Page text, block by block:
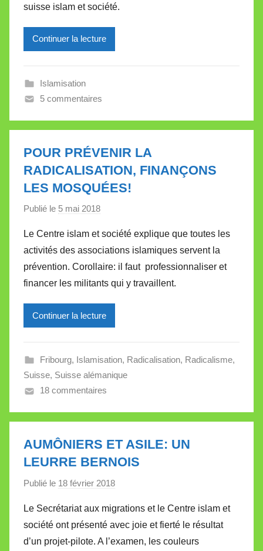
i
a
l
e
t
suisse islam et société.
Continuer la lecture
Islamisation
5 commentaires
POUR PRÉVENIR LA
RADICALISATION, FINANÇONS
LES MOSQUÉES!
Publié le 5 mai 2018
r
M
i
r
i
l
e
V
a
l
e
t
e
Le Centre islam et société explique que toutes les
activités des associations islamiques servent la
prévention. Corollaire: il faut professionnaliser et
financer les militants qui y travaillent.
Continuer la lecture
Fribourg, Islamisation, Radicalisation, Radicalisme,
Suisse, Suisse alémanique
18 commentaires
AUMÔNIERS ET ASILE: UN
LEURRE BERNOIS
Publié le 18 février 2018
r
M
i
Le Secrétariat aux migrations et le Centre islam et
société ont présenté avec joie et fierté le résultat
d’un projet-pilote. A l’examen, les couleurs